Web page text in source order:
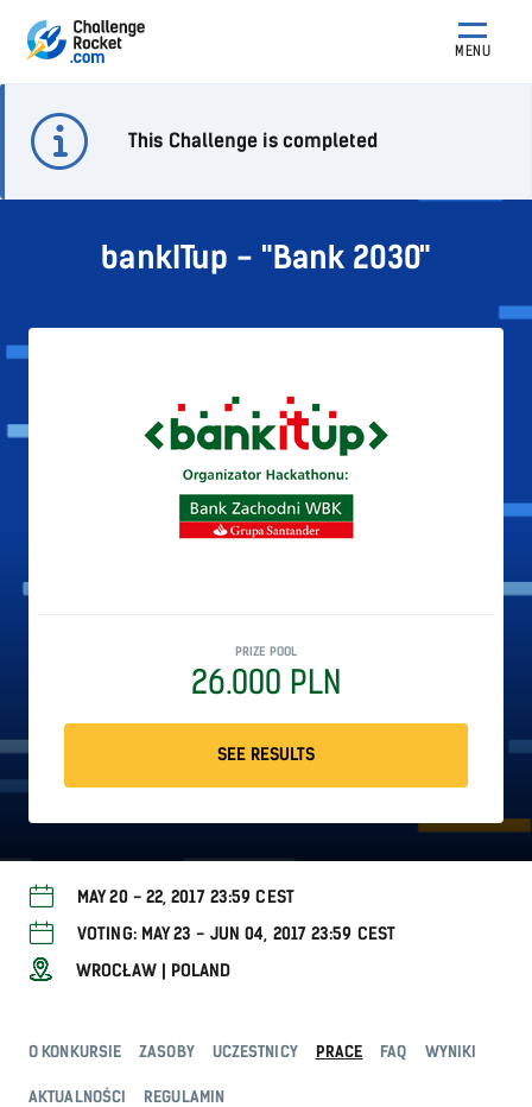
MENU
This Challenge is completed
bankITup - "Bank 2030"
PRIZE POOL
26.000 PLN
SEE RESULTS
MAY 20 - 22, 2017 23:59 CEST
VOTING: MAY 23 - JUN 04, 2017 23:59 CEST
WROCŁAW | POLAND
O KONKURSIE ZASOBY UCZESTNICY PRACE FAQ WYNIKI
AKTUALNOŚCI REGULAMIN